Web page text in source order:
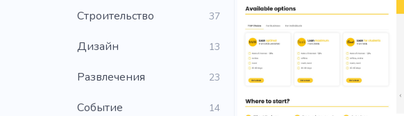
Строительство 37
Дизайн 13
Развлечения 23
Событие 14